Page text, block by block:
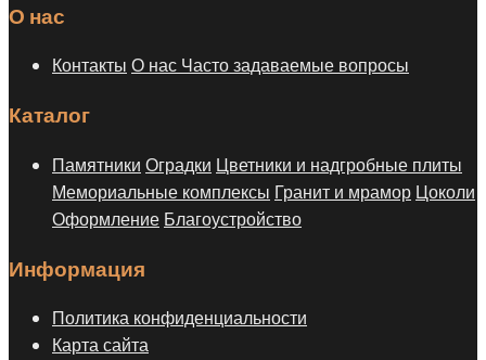
О нас
Контакты О нас Часто задаваемые вопросы
Каталог
Памятники Оградки Цветники и надгробные плиты
Мемориальные комплексы Гранит и мрамор Цоколи
Оформление Благоустройство
Информация
Политика конфиденциальности
Карта сайта